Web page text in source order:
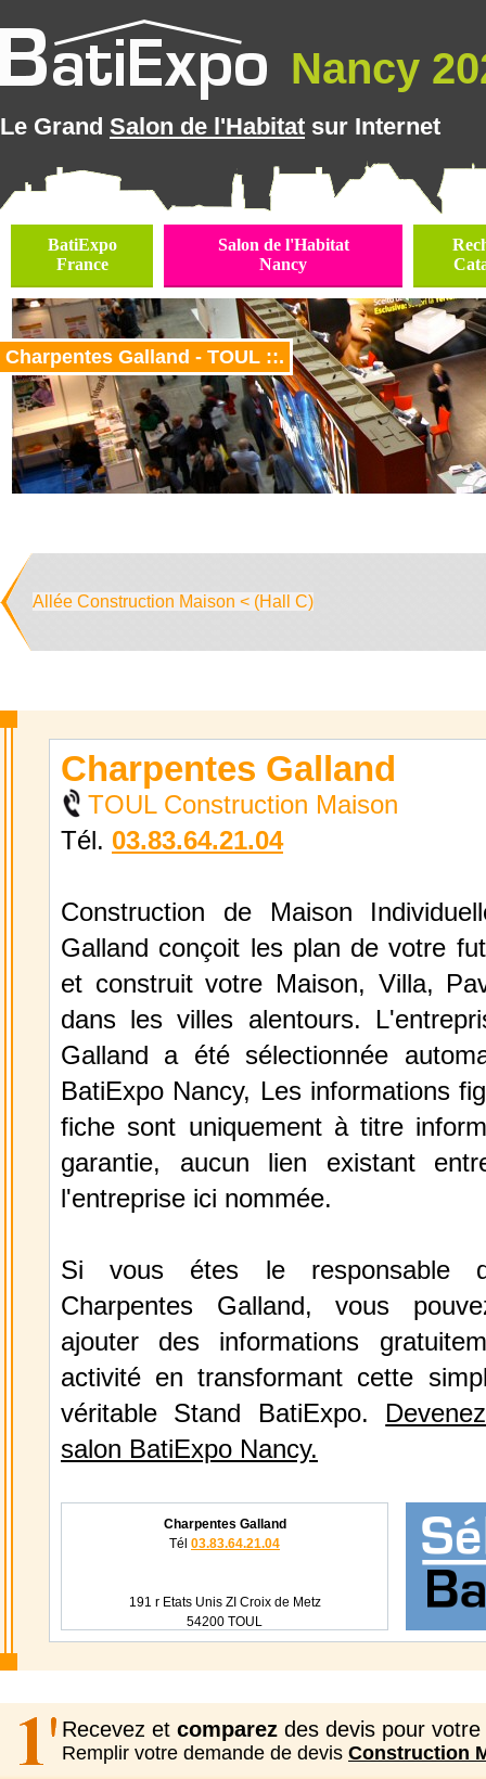
Nancy
Le Grand Salon de l'Habitat sur Internet
BatiExpo
France
Salon de l'Habitat
Nancy
Charpentes Galland - TOUL ::.
Allée Construction Maison < (Hall C)
Charpentes Galland
TOUL Construction Maison
Tél. 03.83.64.21.04
Construction de Maison
Galland conçoit les plan de votre
et construit votre Maison, Villa,
dans les villes alentours.
Galland a été sélectionnée
BatiExpo Nancy, Les informations
fiche sont uniquement à titre
garantie, aucun lien existant
l'entreprise ici nommée.
Si vous étes le responsable
Charpentes Galland, vous
ajouter des informations
activité en transformant cette
véritable Stand BatiExpo.
salon BatiExpo Nancy.
Charpentes Galland
Tél 03.83.64.21.04
191 r Etats Unis ZI Croix de Metz
54200 TOUL
Recevez et comparez des devis pour votre
Remplir votre demande de devis Construction